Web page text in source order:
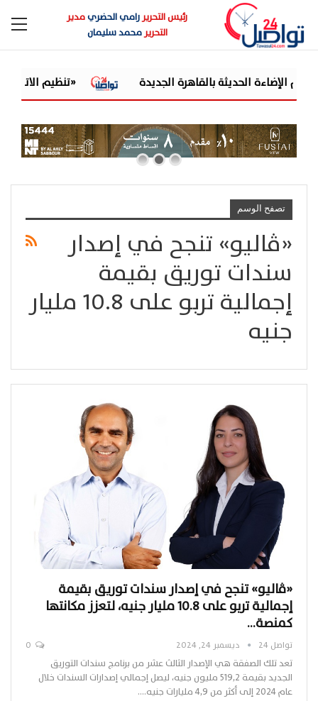
رئيس التحريررامي الحضريمدير
التحريرمحمد سليمان
«تنظيم الاتصالات»
تصفح الوسم
«ڤاليو» تنجح في إصدار
سندات توريق بقيمة
إجمالية تربو على 10.8 مليار
جنيه
«ڤاليو» تنجح في إصدار سندات توريق بقيمة
إجمالية تربو على 10.8 مليار جنيه، لتعزز مكانتها
كمنصة…
تواصل 24 ديسمبر 24, 2024
تعد تلك الصفقة هي الإصدار الثالث عشر من برنامج سندات التوريق
الجديد بقيمة 519,2 مليون جنيه، ليصل إجمالي إصدارات السندات خلال
عام 2024 إلى أكثر من 4,9 مليارات جنيه.…